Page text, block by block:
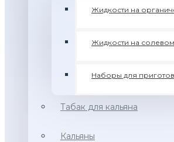
Жидкости на
Жидкости на
Наборы для
Табак для кальяна
Кальяны